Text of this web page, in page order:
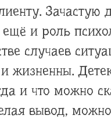
Зачастую
и роль
случаев
жизненны.
и что можно
вывод, можно